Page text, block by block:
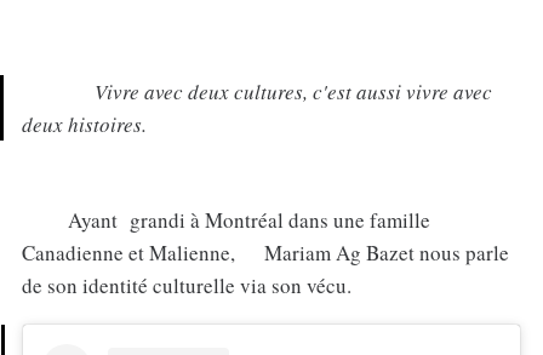
Vivre avec deux cultures, c'est aussi vivre avec
deux histoires.
Ayant grandi à Montréal dans une famille
Canadienne et Malienne, Mariam Ag Bazet nous parle
de son identité culturelle via son vécu.